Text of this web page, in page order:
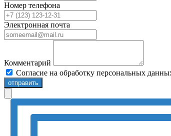
Номер телефона
Электронная почта
Комментарий
Согласие на обработку персональных
отправить